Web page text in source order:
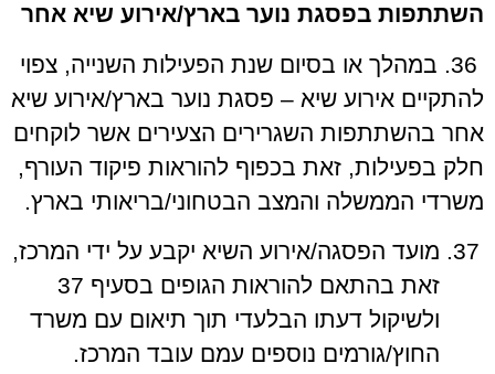
השתתפות בפסגת נוער בארץ/אירוע שיא אחר
36. במהלך או בסיום שנת הפעילות השנייה, צפוי
להתקיים אירוע שיא – פסגת נוער בארץ/אירוע שיא
אחר בהשתתפות השגרירים הצעירים אשר לוקחים
חלק בפעילות, זאת בכפוף להוראות פיקוד העורף,
משרדי הממשלה והמצב הבטחוני/בריאותי בארץ.
מועד הפסגה/אירוע השיא יקבע על ידי המרכז,
זאת בהתאם להוראות הגופים בסעיף 37
ולשיקול דעתו הבלעדי תוך תיאום עם משרד
החוץ/גורמים נוספים עמם עובד המרכז.